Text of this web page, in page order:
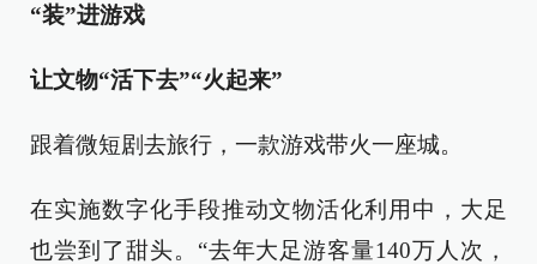
“装”进游戏
让文物“活下去”“火起来”
跟着微短剧去旅行，一款游戏带火一座城。
在实施数字化手段推动文物活化利用中，大足
也尝到了甜头。“去年大足游客量140万人次，